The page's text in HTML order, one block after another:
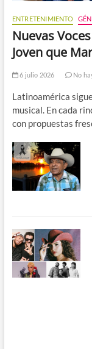
ENTRETENIMIENTO
Nuevas
Joven que
6 julio 2026 No
Latinoamérica
musical. En cada
con propuestas